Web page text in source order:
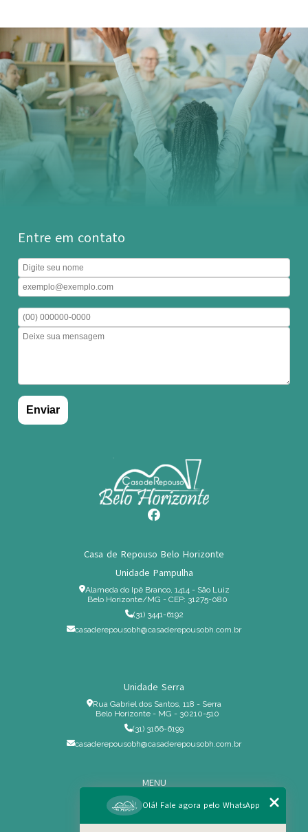
Entre em contato
Casa de Repouso Belo Horizonte
Unidade Pampulha
Alameda do Ipê Branco, 1414 - São Luiz
Belo Horizonte/MG - CEP: 31275-080
(31) 3441-6192
casaderepousobh@casaderepousobh.com.br
Unidade Serra
Rua Gabriel dos Santos, 118 - Serra
Belo Horizonte - MG - 30210-510
(31) 3166-6199
casaderepousobh@casaderepousobh.com.br
MENU
Home
Institucional
Olá! Fale agora pelo WhatsApp